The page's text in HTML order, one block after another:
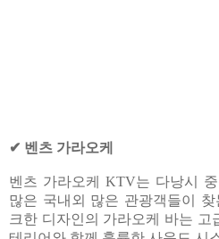
✔ 벤츠 가라오케
벤츠 가라오케 KTV는 다낭시
많은 국내외 많은 관광객들이
크한 디자인의 가라오케 바는 고